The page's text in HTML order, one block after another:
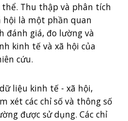
thể. Thu thập và phân tích
là một phần quan
đánh giá, đo lường và
kinh tế và xã hội của
cứu.
liệu kinh tế - xã hội,
xét các chỉ số và thông số
được sử dụng. Các chỉ